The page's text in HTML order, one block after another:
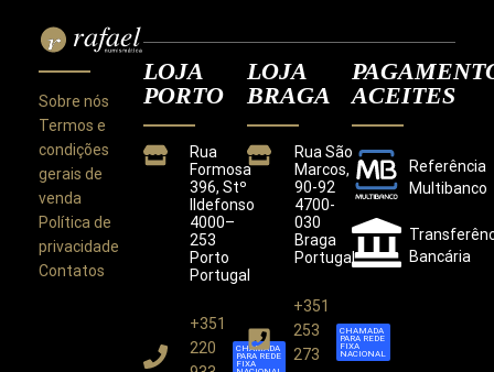
Este site utiliza cookies para melhorar a sua
Ao utilizar este site concorda com a nossaPolítica de
Sobre nós
Termos e
condições
gerais de
venda
Política de
privacidade
Contatos
LOJA
PORTO
Rua
Formosa
396, Stº
Ildefonso
4000–
253
Porto
Portugal
+351
220
CHAMADA
PARA REDE
FIXA
LOJA
BRAGA
Rua São
Marcos,
90-92
4700-
030
Braga
Portugal
+351
253
273
CHAMADA
PARA REDE
FIXA
NACIONAL
ACEITES
Referência
Multibanco
Bancária